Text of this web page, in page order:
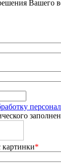
Вашего
*